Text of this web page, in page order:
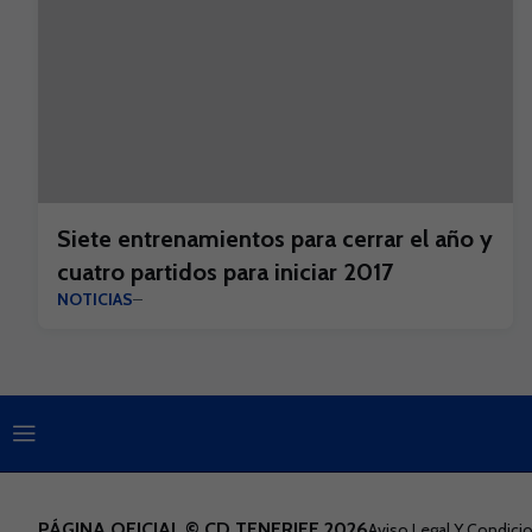
Siete entrenamientos para cerrar el año y
cuatro partidos para iniciar 2017
NOTICIAS